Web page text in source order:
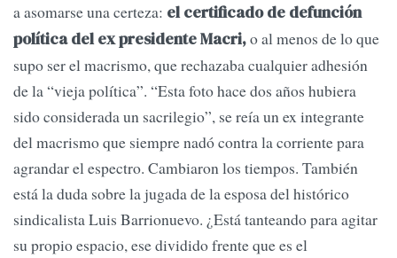
a asomarse una certeza: el certificado de defunción
política del ex presidente Macri,o al menos de lo que
supo ser el macrismo, que rechazaba cualquier adhesión
de la “vieja política”. “Esta foto hace dos años hubiera
sido considerada un sacrilegio”, se reía un ex integrante
del macrismo que siempre nadó contra la corriente para
agrandar el espectro. Cambiaron los tiempos. También
está la duda sobre la jugada de la esposa del histórico
sindicalista Luis Barrionuevo. ¿Está tanteando para agitar
su propio espacio, ese dividido frente que es el